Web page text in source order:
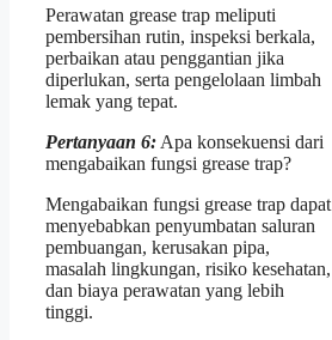
Perawatan grease trap meliputi
pembersihan rutin, inspeksi berkala,
perbaikan atau penggantian jika
diperlukan, serta pengelolaan limbah
lemak yang tepat.
Pertanyaan 6: Apa konsekuensi dari
mengabaikan fungsi grease trap?
Mengabaikan fungsi grease trap dapat
menyebabkan penyumbatan saluran
pembuangan, kerusakan pipa,
masalah lingkungan, risiko kesehatan,
dan biaya perawatan yang lebih
tinggi.